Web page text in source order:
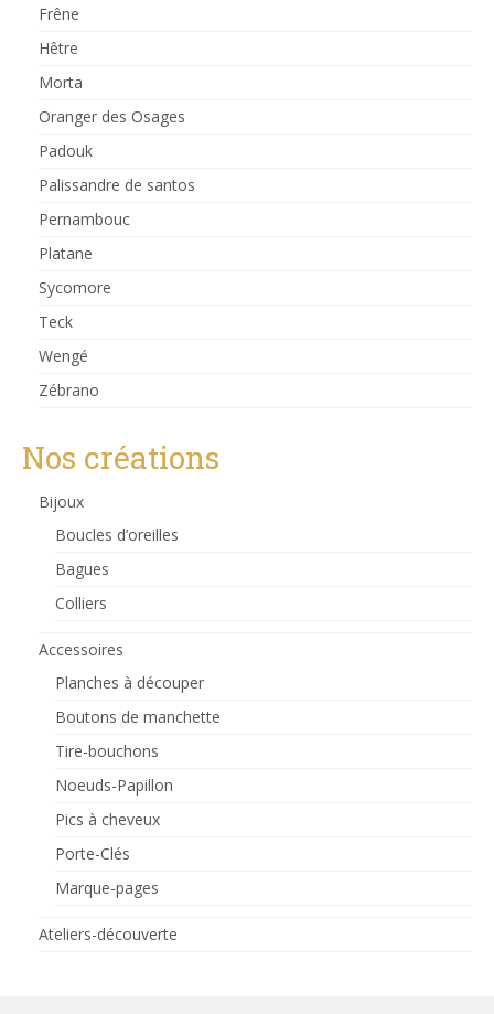
Frêne
Hêtre
Morta
Oranger des Osages
Padouk
Palissandre de santos
Pernambouc
Platane
Sycomore
Teck
Wengé
Zébrano
Nos créations
Bijoux
Boucles d’oreilles
Bagues
Colliers
Accessoires
Planches à découper
Boutons de manchette
Tire-bouchons
Noeuds-Papillon
Pics à cheveux
Porte-Clés
Marque-pages
Ateliers-découverte